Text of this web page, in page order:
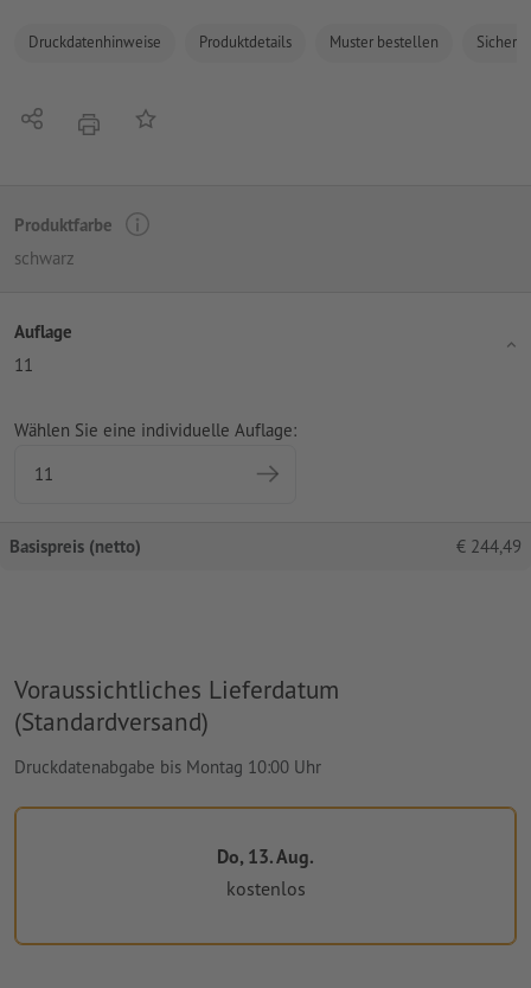
Druckdatenhinweise Produktdetails Muster bestellen
Teilen DruckenAuf die Merkliste
Produktfarbe
schwarz
Auflage
11
Wählen Sie eine individuelle Auflage:
Basispreis (netto) € 244,49
Voraussichtliches Lieferdatum
(Standardversand)
Druckdatenabgabe bis Montag 10:00 Uhr
Do, 13. Aug.
kostenlos